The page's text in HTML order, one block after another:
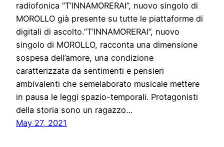
radiofonica “T’INNAMORERAI”, nuovo singolo di
MOROLLO già presente su tutte le piattaforme di
digitali di ascolto.“T’INNAMORERAI”, nuovo
singolo di MOROLLO, racconta una dimensione
sospesa dell’amore, una condizione
caratterizzata da sentimenti e pensieri
ambivalenti che semelaborato musicale mettere
in pausa le leggi spazio-temporali. Protagonisti
della storia sono un ragazzo…
May 27, 2021